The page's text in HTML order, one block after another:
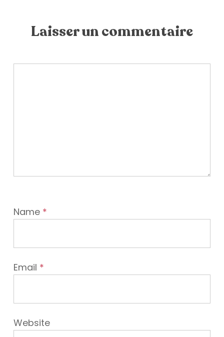
Laisser un commentaire
Name *
Email *
Website